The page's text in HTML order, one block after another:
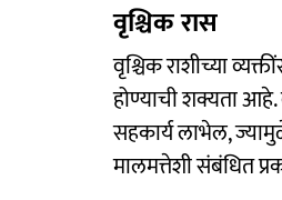
वृश्चिक रास
वृश्चिक राशीच्या
होण्याची शक्यता
सहकार्य लाभेल,
मालमत्तेशी संबंधित